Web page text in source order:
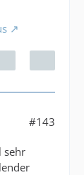
#143
sehr